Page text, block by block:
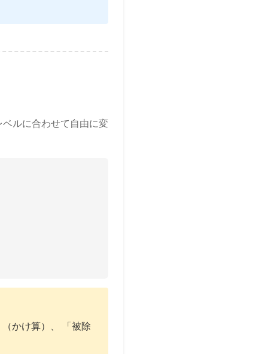
ルに合わせて自由に変
かけ算）、 「被除